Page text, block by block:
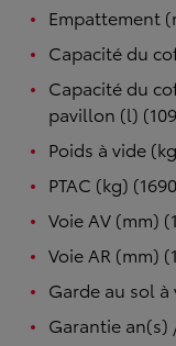
Empattement
Capacité du
Capacité du
pavillon (l)
Poids à vide
PTAC (kg)
Voie AV (mm)
Voie AR (mm)
Garde au sol à
Garantie an(s)